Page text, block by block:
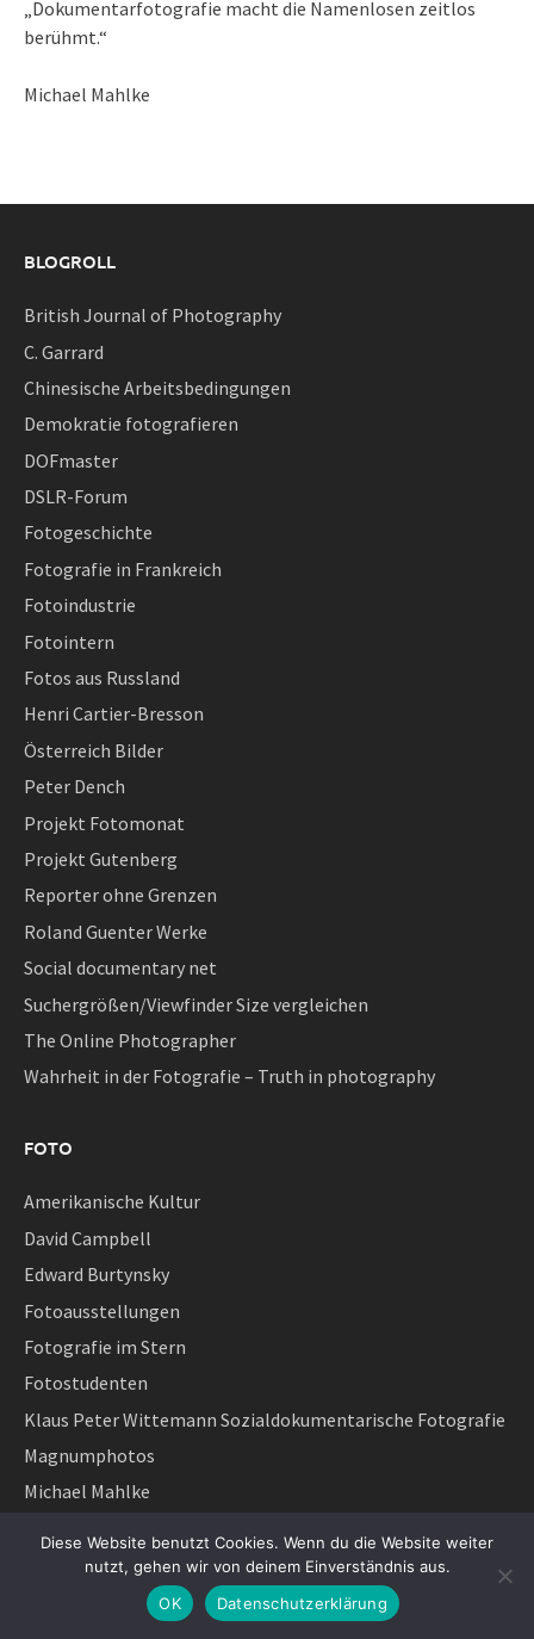
„Dokumentarfotografie macht die Namenlosen zeitlos
berühmt.“
Michael Mahlke
BLOGROLL
British Journal of Photography
C. Garrard
Chinesische Arbeitsbedingungen
Demokratie fotografieren
DOFmaster
DSLR-Forum
Fotogeschichte
Fotografie in Frankreich
Fotoindustrie
Fotointern
Fotos aus Russland
Henri Cartier-Bresson
Österreich Bilder
Peter Dench
Projekt Fotomonat
Projekt Gutenberg
Reporter ohne Grenzen
Roland Guenter Werke
Social documentary net
Suchergrößen/Viewfinder Size vergleichen
The Online Photographer
Wahrheit in der Fotografie – Truth in photography
FOTO
Amerikanische Kultur
David Campbell
Edward Burtynsky
Fotoausstellungen
Fotografie im Stern
Fotostudenten
Klaus Peter Wittemann Sozialdokumentarische Fotografie
Magnumphotos
Michael Mahlke
Otto von Münchow
Diese Website benutzt Cookies. Wenn du die Website weiter
nutzt, gehen wir von deinem Einverständnis aus.
OK
Datenschutzerklärung